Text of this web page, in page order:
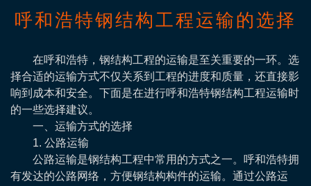
呼和浩特钢结构工程运输的选择
在呼和浩特，钢结构工程的运输是至关重要的一环。选
择合适的运输方式不仅关系到工程的进度和质量，还直接影
响到成本和安全。下面是在进行呼和浩特钢结构工程运输时
的一些选择建议。
一、运输方式的选择
1. 公路运输
公路运输是钢结构工程中常用的方式之一。呼和浩特拥
有发达的公路网络，方便钢结构构件的运输。通过公路运